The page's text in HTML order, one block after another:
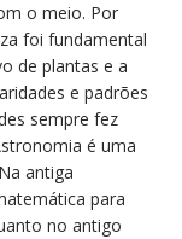
o meio. Por
foi fundamental
de plantas e a
e padrões
sempre fez
é uma
antiga
para
no antigo